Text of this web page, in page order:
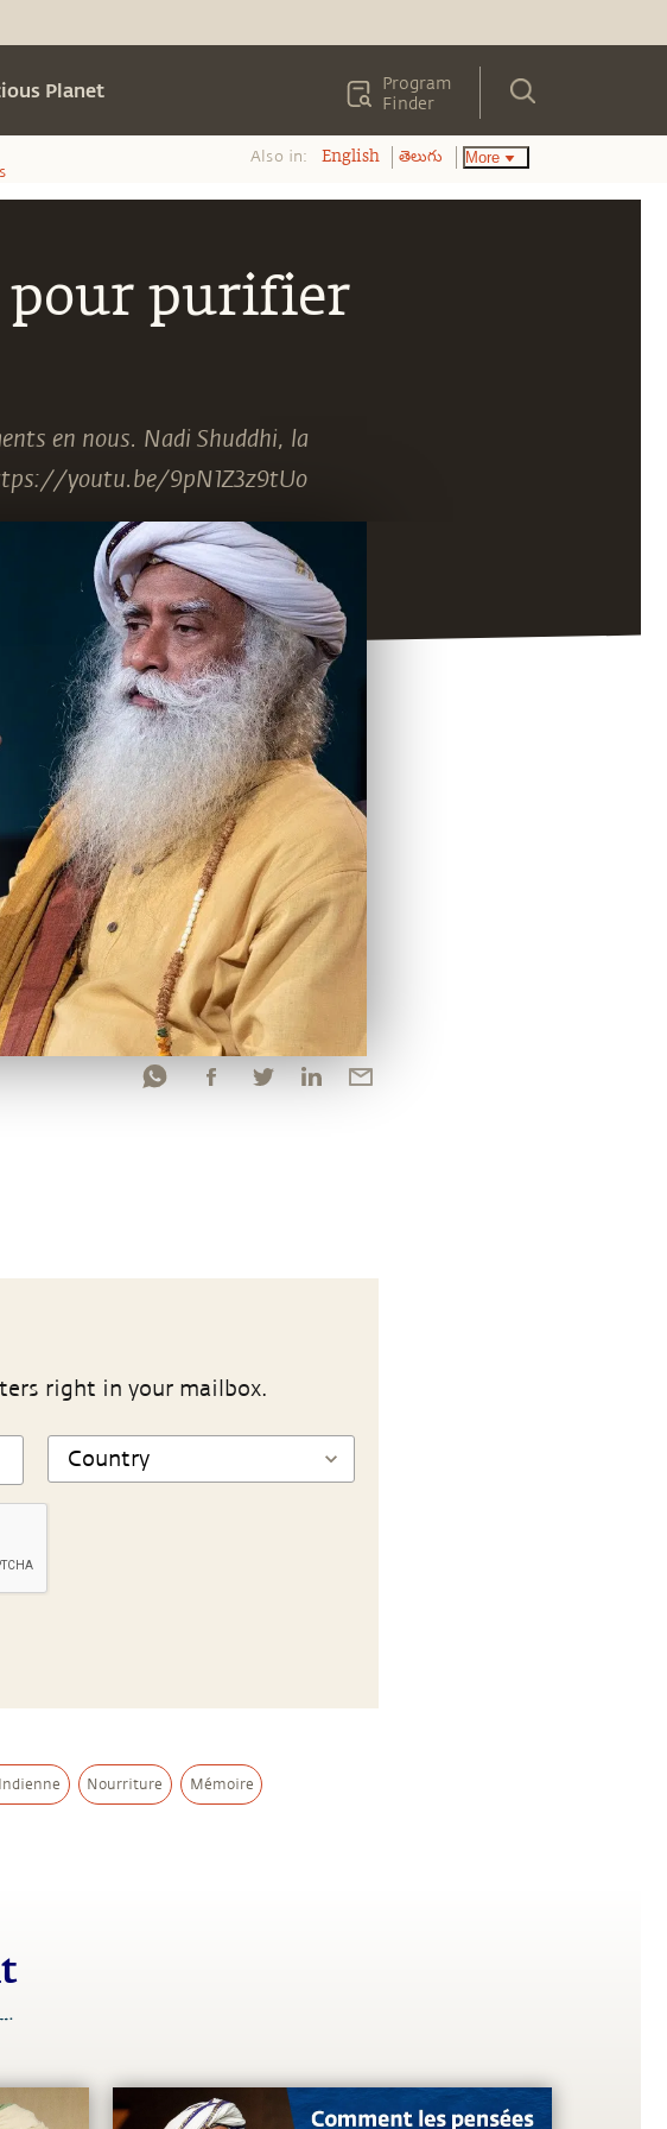
Planet
Program
Finder
pour purifier
en nous. Nadi Shuddhi, la
youtu.be/9pN1Z3z9tUo
right in your mailbox.
Nourriture Mémoire
Also in: English తెలుగు More